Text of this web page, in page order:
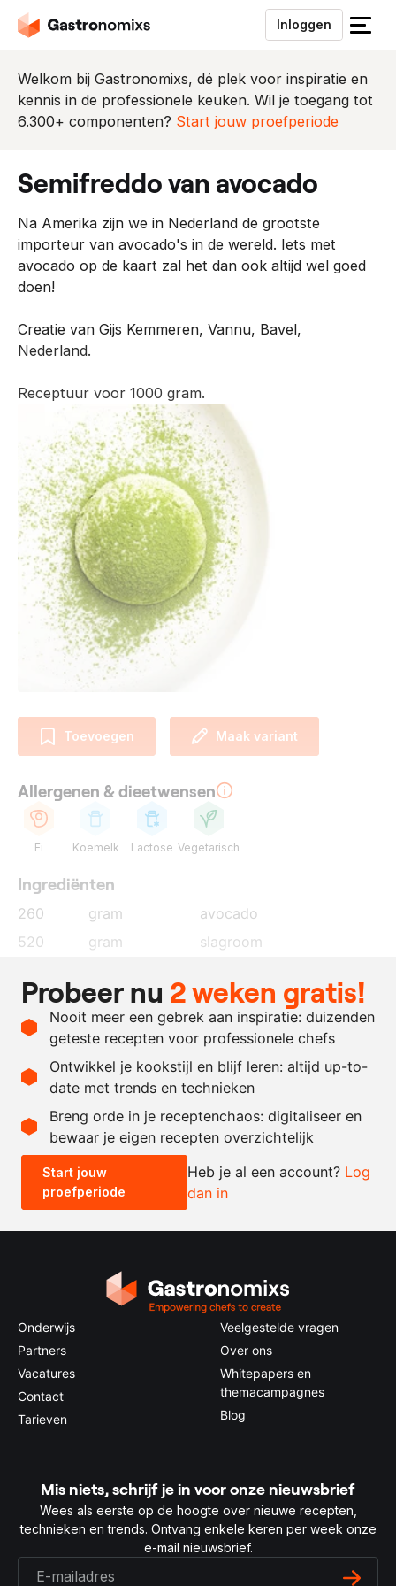
Inloggen
S
u
i
u
Welkom bij Gastronomixs, dé plek voor inspiratie en
kennis in de professionele keuken. Wil je toegang tot
6.300+ componenten? Start jouw proefperiode
semifreddo van avocado
Na Amerika zijn we in Nederland de grootste
importeur van avocado's in de wereld. Iets met
avocado op de kaart zal het dan ook altijd wel goed
doen!
Creatie van Gijs Kemmeren, Vannu, Bavel,
Nederland.
Receptuur voor 1000 gram.
Toevoegen Maak variant
Allergenen & dieetwensen
Ei Koemelk Lactose Vegetarisch
Ingrediënten
260 gram
avocado
520
gram
slagroom
65
gram
water
95
gram
eiwit
Recept omrekenen
- +
0.5x 1x 2x
Probeer nu 2 weken gratis!
Nooit meer een gebrek aan inspiratie: duizenden
geteste recepten voor professionele chefs
Ontwikkel je kookstijl en blijf leren: altijd up-to-
date met trends en technieken
Breng orde in je receptenchaos: digitaliseer en
bewaar je eigen recepten overzichtelijk
Start jouw
proefperiode
Heb je al een account? Log
dan in
Onderwijs
Partners
Vacatures
Contact
Tarieven
Veelgestelde vragen
Over ons
Whitepapers en
themacampagnes
Blog
Mis niets, schrijf je in voor onze nieuwsbrief
Wees als eerste op de hoogte over nieuwe recepten,
technieken en trends. Ontvang enkele keren per week onze
e-mail nieuwsbrief.